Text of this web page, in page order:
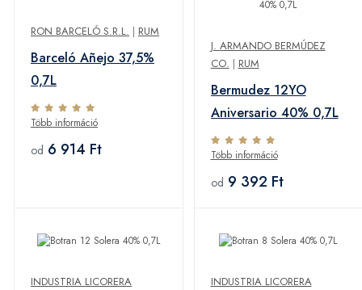
RON BARCELÓ S.R.L. | RUM
Barceló Añejo 37,5%
0,7L
Több információ
od 6 914 Ft
J. ARMANDO BERMÚDEZ
CO. | RUM
Bermudez 12YO
Aniversario 40% 0,7L
Több információ
od 9 392 Ft
INDUSTRIA LICORERA
INDUSTRIA LICORERA